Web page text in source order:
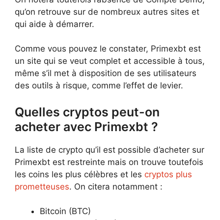
qu’on retrouve sur de nombreux autres sites et
qui aide à démarrer.
Comme vous pouvez le constater, Primexbt est
un site qui se veut complet et accessible à tous,
même s’il met à disposition de ses utilisateurs
des outils à risque, comme l’effet de levier.
Quelles cryptos peut-on
acheter avec Primexbt ?
La liste de crypto qu’il est possible d’acheter sur
Primexbt est restreinte mais on trouve toutefois
les coins les plus célèbres et les cryptos plus
prometteuses. On citera notamment :
Bitcoin (BTC)